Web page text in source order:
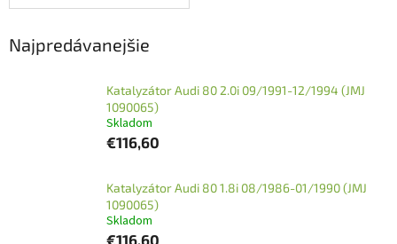
Najpredávanejšie
Katalyzátor Audi 80 2.0i 09/1991-12/1994 (JMJ
1090065)
Skladom
€116,60
Katalyzátor Audi 80 1.8i 08/1986-01/1990 (JMJ
1090065)
Skladom
€116,60